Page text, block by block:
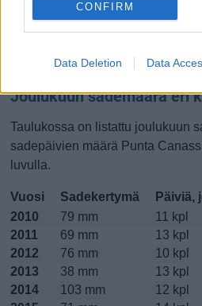
CONFIRM
Data Deletion Data
Kiinnostavatko lämpötilat?
viime vuosina.
Joulukuun sademäärä eri
Taulukossa on listattu joulukuun
sadepäivien määrä Punta
luvulla.
Vuosi Sadekertymä
Päiviä,
2010
79 mm
11 kpl
2011
69 mm
13 kpl
2012
76 mm
10 kpl
2013
38 mm
13 kpl
2014
103 mm
12 kpl